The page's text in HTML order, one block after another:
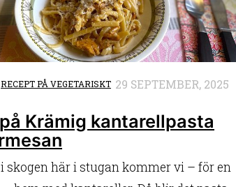
RECEPT PÅ VEGETARISKT 29 SEPTEMBER, 2025
Krämig kantarellpasta
skogen här i stugan kommer vi – för en